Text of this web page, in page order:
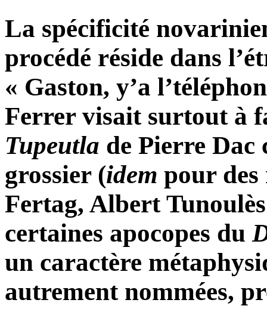
La spécificité
procédé réside dans
« Gaston, y’a
Ferrer visait surtout à
Tupeutla de Pierre Dac
grossier (idem pour des
Fertag, Albert
certaines apocopes du
un caractère
autrement nommées,